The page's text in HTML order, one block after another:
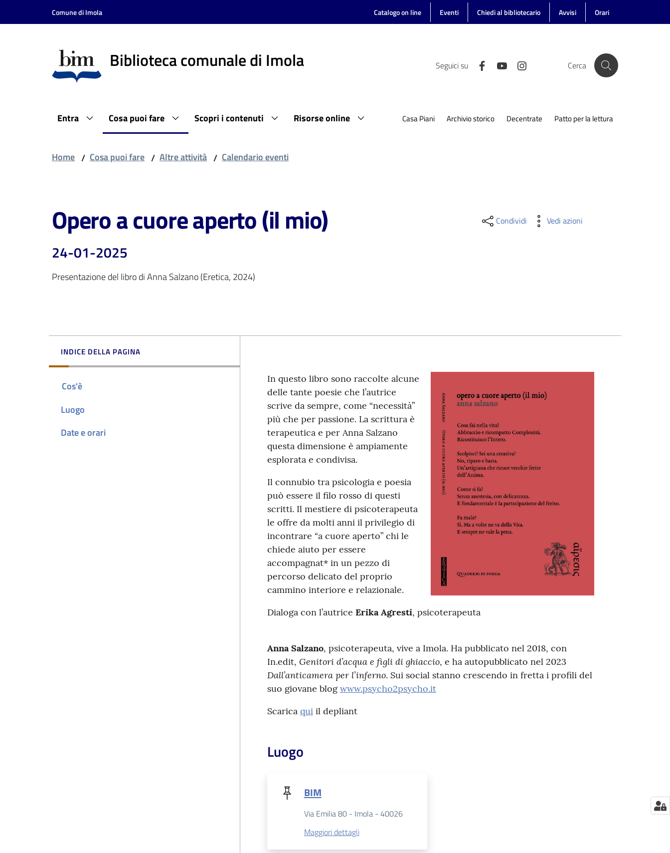
Vai al contenuto
Vai alla navigazione
Comune di Imola Catalogo on line Eventi Chiedi al bibliotecario Avvisi Orari
Biblioteca comunale di Imola Seguici su Cerca
Entra Cosa puoi fare Scopri i contenuti Risorse online Casa Piani Archivio storico Decentrate Patto per la lettura
Home / Cosa puoi fare / Altre attività / Calendario eventi
Opero a cuore aperto (il mio)
24-01-2025
Presentazione del libro di Anna Salzano (Eretica, 2024)
Condividi Vedi azioni
INDICE DELLA PAGINA
Cos'è
Luogo
Date e orari
In questo libro sono raccolte alcune
delle tante poesie che l’autrice
scrive da sempre, come “necessità”
più che per passione. La scrittura è
terapeutica e per Anna Salzano
questa dimensione è ampiamente
esplorata e condivisa.
Il connubio tra psicologia e poesia
può essere il filo rosso di questi
scritti. Il mestiere di psicoterapeuta
le offre da molti anni il privilegio di
incontrare “a cuore aperto” chi le
chiede aiuto per essere
accompagnat* in un pezzo di
percorso delicato del proprio
cammino interiore e relazionale.
Dialoga con l’autrice Erika Agresti, psicoterapeuta
Anna Salzano, psicoterapeuta, vive a Imola. Ha pubblicato nel 2018, con
In.edit, Genitori d’acqua e figli di ghiaccio, e ha autopubblicato nel 2023
Dall’anticamera per l’inferno. Sui social stanno crescendo in fretta i profili del
suo giovane blog www.psycho2psycho.it
Scarica quiil depliant
Luogo
BIM
Via Emilia 80 - Imola - 40026
Maggiori dettagli